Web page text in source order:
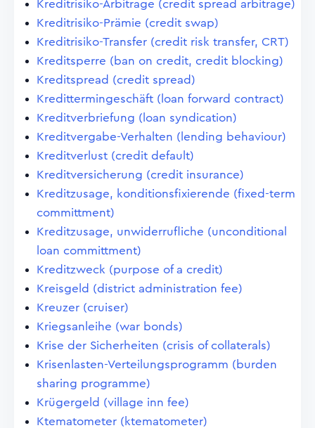
Kreditrisiko-Arbitrage (credit spread arbitrage)
Kreditrisiko-Prämie (credit swap)
Kreditrisiko-Transfer (credit risk transfer, CRT)
Kreditsperre (ban on credit, credit blocking)
Kreditspread (credit spread)
Kredittermingeschäft (loan forward contract)
Kreditverbriefung (loan syndication)
Kreditvergabe-Verhalten (lending behaviour)
Kreditverlust (credit default)
Kreditversicherung (credit insurance)
Kreditzusage, konditionsfixierende (fixed-term
committment)
Kreditzusage, unwiderrufliche (unconditional
loan committment)
Kreditzweck (purpose of a credit)
Kreisgeld (district administration fee)
Kreuzer (cruiser)
Kriegsanleihe (war bonds)
Krise der Sicherheiten (crisis of collaterals)
Krisenlasten-Verteilungsprogramm (burden
sharing programme)
Krügergeld (village inn fee)
Ktematometer (ktematometer)